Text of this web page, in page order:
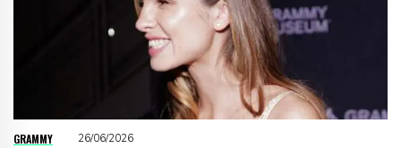
GRAMMY 26/06/2026